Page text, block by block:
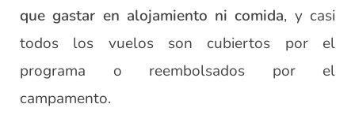
que gastar en alojamiento ni comida, y casi
todos los vuelos son cubiertos por el
programa o reembolsados por el
campamento.